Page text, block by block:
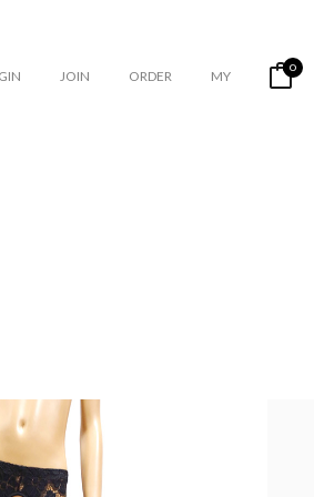
JOIN ORDER MY 0